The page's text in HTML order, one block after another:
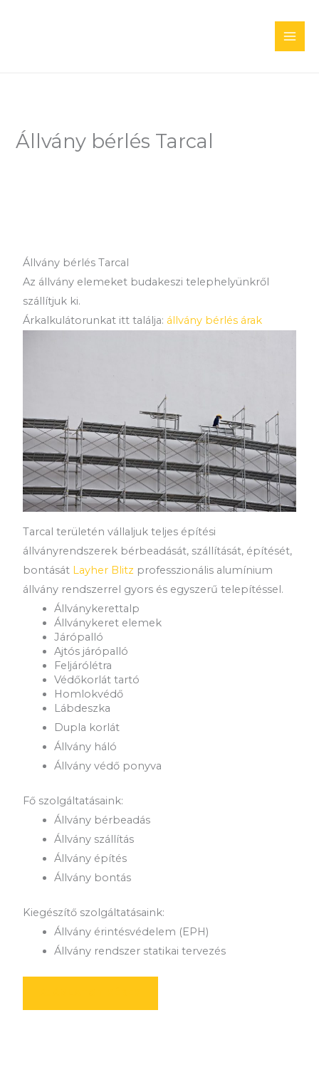
Állvány bérlés Tarcal
Állvány bérlés Tarcal
Az állvány elemeket budakeszi telephelyünkről
szállítjuk ki.
Árkalkulátorunkat itt találja: állvány bérlés árak
Tarcal területén vállaljuk teljes építési
állványrendszerek bérbeadását, szállítását, építését,
bontását Layher Blitz professzionális alumínium
állvány rendszerrel gyors és egyszerű telepítéssel.
Állványkerettalp
Állványkeret elemek
Járópalló
Ajtós járópalló
Feljárólétra
Védőkorlát tartó
Homlokvédő
Lábdeszka
Dupla korlát
Állvány háló
Állvány védő ponyva
Fő szolgáltatásaink:
Állvány bérbeadás
Állvány szállítás
Állvány építés
Állvány bontás
Kiegészítő szolgáltatásaink:
Állvány érintésvédelem (EPH)
Állvány rendszer statikai tervezés